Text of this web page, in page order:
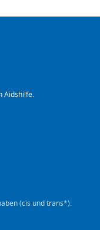
Aidshilfe.
(cis und trans*).